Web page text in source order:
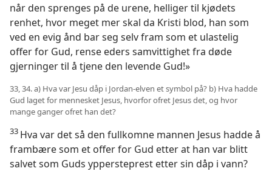
når den sprenges på de urene, helliger til kjødets
renhet, hvor meget mer skal da Kristi blod, han som
ved en evig ånd bar seg selv fram som et ulastelig
offer for Gud, rense eders samvittighet fra døde
gjerninger til å tjene den levende Gud!»
33, 34. a) Hva var Jesu dåp i Jordan-elven et symbol på? b) Hva hadde
Gud laget for mennesket Jesus, hvorfor ofret Jesus det, og hvor
mange ganger ofret han det?
33 Hva var det så den fullkomne mannen Jesus hadde å
frambære som et offer for Gud etter at han var blitt
salvet som Guds yppersteprest etter sin dåp i vann?